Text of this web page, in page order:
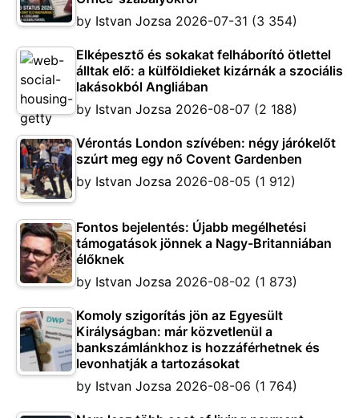
by Istvan Jozsa 2026-07-31 (3 354)
Elképesztő és sokakat felháborító ötlettel
álltak elő: a külföldieket kizárnák a szociális
lakásokból Angliában
by Istvan Jozsa 2026-08-07 (2 188)
Vérontás London szívében: négy járókelőt
szúrt meg egy nő Covent Gardenben
by Istvan Jozsa 2026-08-05 (1 912)
Fontos bejelentés: Újabb megélhetési
támogatások jönnek a Nagy-Britanniában
élőknek
by Istvan Jozsa 2026-08-02 (1 873)
Komoly szigorítás jön az Egyesült
Királyságban: már közvetlenül a
bankszámlánkhoz is hozzáférhetnek és
levonhatják a tartozásokat
by Istvan Jozsa 2026-08-06 (1 764)